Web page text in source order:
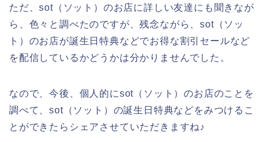
ただ、sot（ソット）のお店に詳しい友達にも聞きなが
ら、色々と調べたのですが、残念ながら、sot（ソッ
ト）のお店が誕生日特典などでお得な割引セールなど
を配信しているかどうかは分かりませんでした。
なので、今後、個人的にsot（ソット）のお店のことを
調べて、sot（ソット）の誕生日特典などをみつけるこ
とができたらシェアさせていただきますね♪